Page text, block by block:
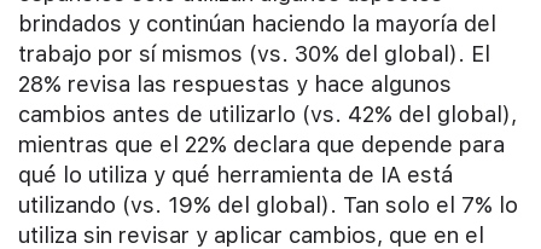
brindados y continúan haciendo la mayoría del
trabajo por sí mismos (vs. 30% del global). El
28% revisa las respuestas y hace algunos
cambios antes de utilizarlo (vs. 42% del global),
mientras que el 22% declara que depende para
qué lo utiliza y qué herramienta de IA está
utilizando (vs. 19% del global). Tan solo el 7% lo
utiliza sin revisar y aplicar cambios, que en el